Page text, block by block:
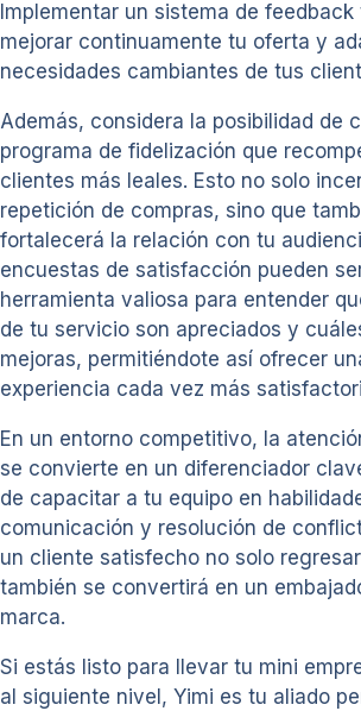
Implementar un sistema de
mejorar continuamente tu oferta y
necesidades cambiantes de tus
Además, considera la posibilidad de
programa de fidelización que
clientes más leales. Esto no solo
repetición de compras, sino que
fortalecerá la relación con tu
encuestas de satisfacción pueden
herramienta valiosa para entender
de tu servicio son apreciados y
mejoras, permitiéndote así ofrecer
experiencia cada vez más
En un entorno competitivo, la
se convierte en un diferenciador
de capacitar a tu equipo en
comunicación y resolución de
un cliente satisfecho no solo
también se convertirá en un
marca.
Si estás listo para llevar tu mini
al siguiente nivel, Yimi es tu aliado